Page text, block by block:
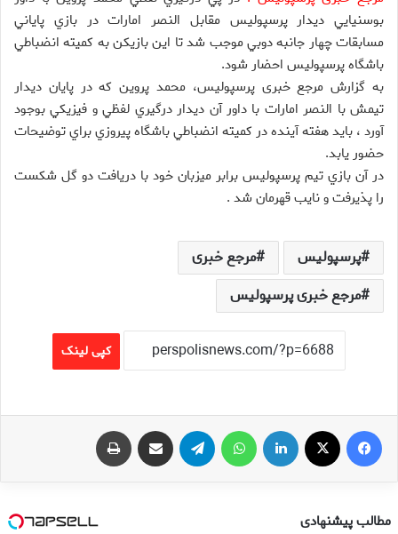
بوسنيايي ديدار پرسپولیس مقابل النصر امارات در بازي پاياني
مسابقات چهار جانبه دوبي موجب شد تا اين بازيكن به كميته انضباطي
باشگاه پرسپولیس احضار شود.
به گزارش مرجع خبری پرسپولیس، محمد پروين كه در پايان ديدار
تيمش با النصر امارات با داور آن ديدار درگيري لفظي و فيزيكي بوجود
آورد ، بايد هفته آينده در كميته انضباطي باشگاه پيروزي براي توضيحات
حضور يابد.
در آن بازي تيم پرسپولیس برابر ميزبان خود با دريافت دو گل شکست
را پذيرفت و نايب قهرمان شد .
پرسپولیس
مرجع خبری
مرجع خبری پرسپولیس
کپی لینک
فیس بوک لینکدین تلگرام اشتراک گذاری از طریق ایمیل
مطالب پیشنهادی